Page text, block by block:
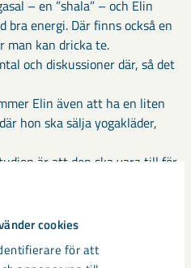
cookies
för att
– en ”shala” – och Elin
bra energi. Där finns också en
man kan dricka te.
och diskussioner där, så det
Elin även att ha en liten
hon ska sälja yogakläder,
är att den ska vara till för
att det ska vara även på